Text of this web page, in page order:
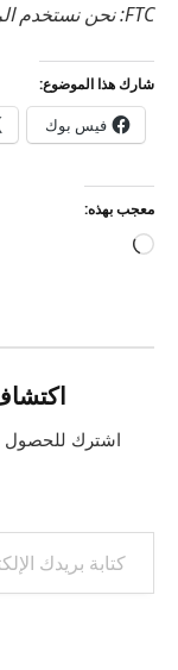
FTC: نحن نستخدم الروابط التابعة التلقائية لكسب الدخل.
شارك هذا الموضوع:
فيس بوك
معجب بهذه:
جاري
اشترك للحصول
كتابة بريدك الإلكتروني...